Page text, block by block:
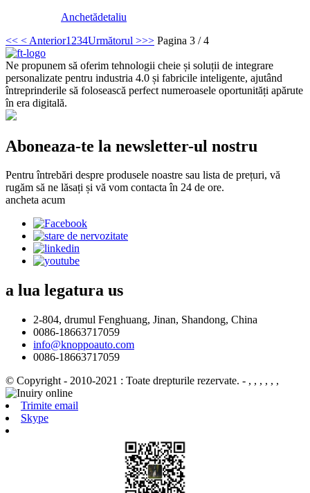
Anchetădetaliu
<< < Anterior1 234Următorul >>> Pagina 3 / 4
Ne propunem să oferim tehnologii cheie și soluții de integrare
personalizate pentru industria 4.0 și fabricile inteligente, ajutând
întreprinderile să folosească perfect numeroasele oportunități apărute
în era digitală.
Aboneaza-te la newsletter-ul nostru
Pentru întrebări despre produsele noastre sau lista de prețuri, vă
rugăm să ne lăsați și vă vom contacta în 24 de ore.
ancheta acum
a lua legatura us
2-804, drumul Fenghuang, Jinan, Shandong, China
0086-18663717059
info@knoppoauto.com
0086-18663717059
© Copyright - 2010-2021 : Toate drepturile rezervate. - , , , , , ,
Trimite email
Skype